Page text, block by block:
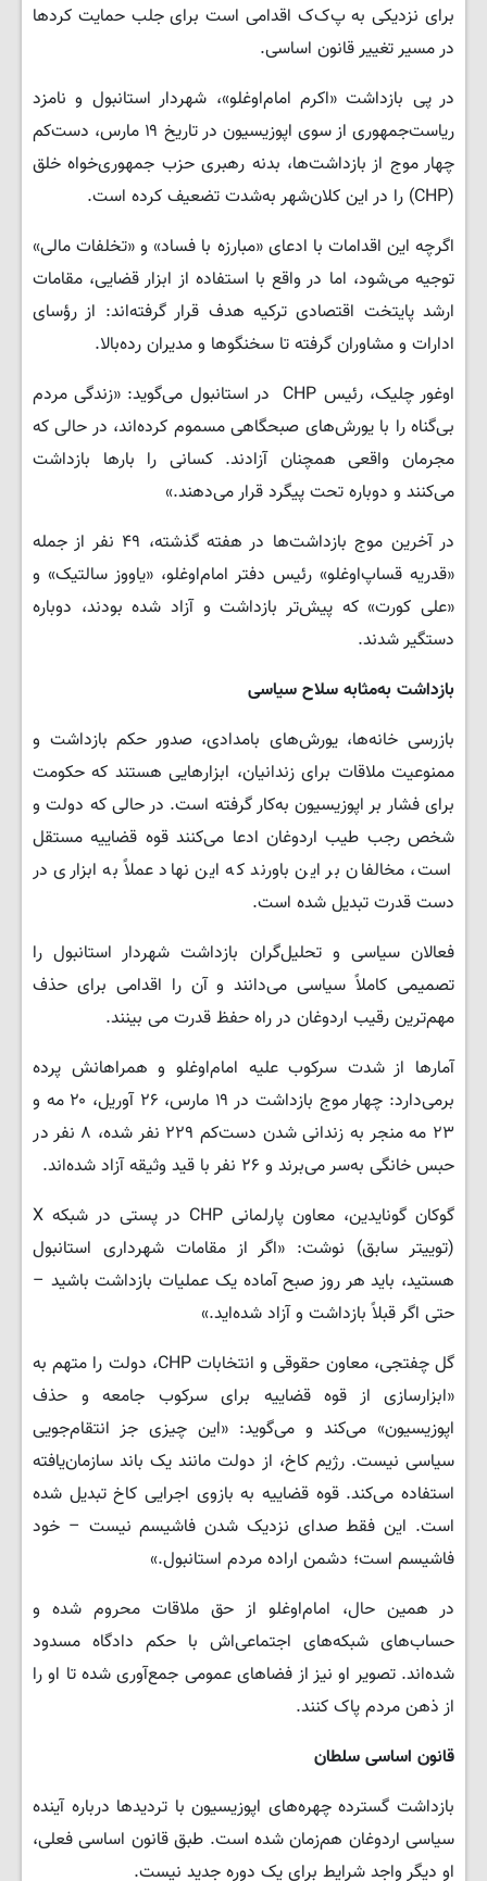
برای نزدیکی به پ‌ک‌ک اقدامی است برای جلب حمایت کردها
در مسیر تغییر قانون اساسی.
در پی بازداشت «اکرم امام‌اوغلو»، شهردار استانبول و نامزد
ریاست‌جمهوری از سوی اپوزیسیون در تاریخ ۱۹ مارس، دست‌کم
چهار موج از بازداشت‌ها، بدنه رهبری حزب جمهوری‌خواه خلق
(CHP) را در این کلان‌شهر به‌شدت تضعیف کرده است.
اگرچه این اقدامات با ادعای «مبارزه با فساد» و «تخلفات مالی»
توجیه می‌شود، اما در واقع با استفاده از ابزار قضایی، مقامات
ارشد پایتخت اقتصادی ترکیه هدف قرار گرفته‌اند: از رؤسای
ادارات و مشاوران گرفته تا سخنگوها و مدیران رده‌بالا.
اوغور چلیک، رئیس CHP در استانبول می‌گوید: «زندگی مردم
بی‌گناه را با یورش‌های صبحگاهی مسموم کرده‌اند، در حالی که
مجرمان واقعی همچنان آزادند. کسانی را بارها بازداشت
می‌کنند و دوباره تحت پیگرد قرار می‌دهند.»
در آخرین موج بازداشت‌ها در هفته گذشته، ۴۹ نفر از جمله
«قدریه قساپ‌اوغلو» رئیس دفتر امام‌اوغلو، «یاووز سالتیک» و
«علی کورت» که پیش‌تر بازداشت و آزاد شده بودند، دوباره
دستگیر شدند.
بازداشت به‌مثابه سلاح سیاسی
بازرسی خانه‌ها، یورش‌های بامدادی، صدور حکم بازداشت و
ممنوعیت ملاقات برای زندانیان، ابزارهایی هستند که حکومت
برای فشار بر اپوزیسیون به‌کار گرفته است. در حالی که دولت و
شخص رجب طیب اردوغان ادعا می‌کنند قوه قضاییه مستقل
است، مخالفان بر این باورند که این نهاد عملاً به ابزاری در
دست قدرت تبدیل شده است.
فعالان سیاسی و تحلیل‌گران بازداشت شهردار استانبول را
تصمیمی کاملاً سیاسی می‌دانند و آن را اقدامی برای حذف
مهم‌ترین رقیب اردوغان در راه حفظ قدرت می بینند.
آمارها از شدت سرکوب علیه امام‌اوغلو و همراهانش پرده
برمی‌دارد: چهار موج بازداشت در ۱۹ مارس، ۲۶ آوریل، ۲۰ مه و
۲۳ مه منجر به زندانی شدن دست‌کم ۲۲۹ نفر شده، ۸ نفر در
حبس خانگی به‌سر می‌برند و ۲۶ نفر با قید وثیقه آزاد شده‌اند.
گوکان گونایدین، معاون پارلمانی CHP در پستی در شبکه X
(توییتر سابق) نوشت: «اگر از مقامات شهرداری استانبول
هستید، باید هر روز صبح آماده یک عملیات بازداشت باشید –
حتی اگر قبلاً بازداشت و آزاد شده‌اید.»
گل چفتجی، معاون حقوقی و انتخابات CHP، دولت را متهم به
«ابزارسازی از قوه قضاییه برای سرکوب جامعه و حذف
اپوزیسیون» می‌کند و می‌گوید: «این چیزی جز انتقام‌جویی
سیاسی نیست. رژیم کاخ، از دولت مانند یک باند سازمان‌یافته
استفاده می‌کند. قوه قضاییه به بازوی اجرایی کاخ تبدیل شده
است. این فقط صدای نزدیک شدن فاشیسم نیست – خود
فاشیسم است؛ دشمن اراده مردم استانبول.»
در همین حال، امام‌اوغلو از حق ملاقات محروم شده و
حساب‌های شبکه‌های اجتماعی‌اش با حکم دادگاه مسدود
شده‌اند. تصویر او نیز از فضاهای عمومی جمع‌آوری شده تا او را
از ذهن مردم پاک کنند.
قانون اساسی سلطان
بازداشت گسترده چهره‌های اپوزیسیون با تردیدها درباره آینده
سیاسی اردوغان هم‌زمان شده است. طبق قانون اساسی فعلی،
او دیگر واجد شرایط برای یک دوره جدید نیست.